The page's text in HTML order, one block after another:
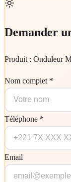
Demander
Produit : Onduleur
Nom complet *
Téléphone *
Email